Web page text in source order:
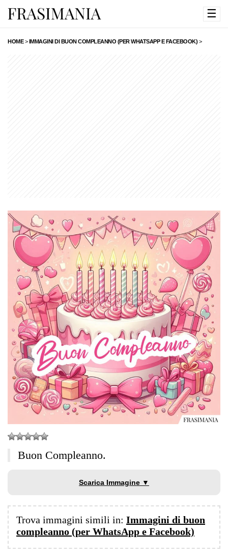
☰
HOME>IMMAGINI DI BUON COMPLEANNO (PER WHATSAPP E FACEBOOK) >
Buon Compleanno.
Scarica Immagine ▼
Trova immagini simili in: Immagini di buon
compleanno (per WhatsApp e Facebook)